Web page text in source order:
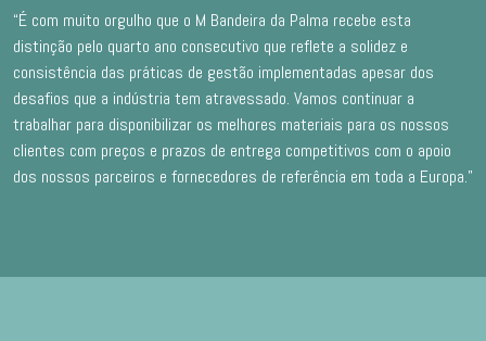
“É com muito orgulho que o M Bandeira da Palma recebe esta
distinção pelo quarto ano consecutivo que reflete a solidez e
consistência das práticas de gestão implementadas apesar dos
desafios que a indústria tem atravessado. Vamos continuar a
trabalhar para disponibilizar os melhores materiais para os nossos
clientes com preços e prazos de entrega competitivos com o apoio
dos nossos parceiros e fornecedores de referência em toda a Europa.”